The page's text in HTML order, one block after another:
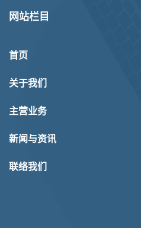
网站栏目
首页
关于我们
主营业务
新闻与资讯
联络我们